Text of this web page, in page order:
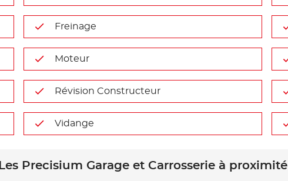
Freinage
Moteur
Révision Constructeur
Vidange
Les Precisium Garage et Carrosserie à proximité